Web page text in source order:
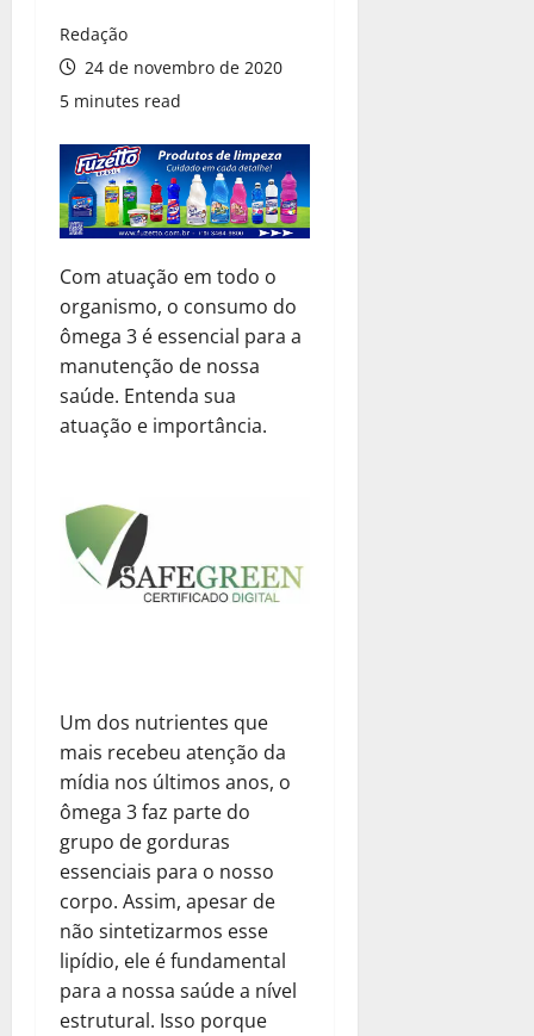
Redação
24 de novembro de 2020
5 minutes read
Com atuação em todo o
organismo, o consumo do
ômega 3 é essencial para a
manutenção de nossa
saúde. Entenda sua
atuação e importância.
Um dos nutrientes que
mais recebeu atenção da
mídia nos últimos anos, o
ômega 3 faz parte do
grupo de gorduras
essenciais para o nosso
corpo. Assim, apesar de
não sintetizarmos esse
lipídio, ele é fundamental
para a nossa saúde a nível
estrutural. Isso porque